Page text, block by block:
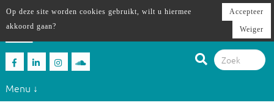
Menu ↓
Op deze site worden cookies gebruikt, wilt u hiermee
akkoord gaan?
Accepteer
Weiger